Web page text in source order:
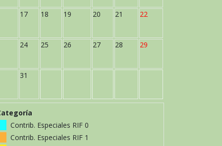
17 18 19 20 21 22
24 25 26 27 28 29
31
Contrib. Especiales RIF 0
Contrib. Especiales RIF 1